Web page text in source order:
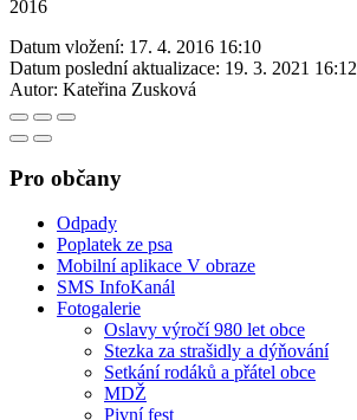
2016
Datum vložení: 17. 4. 2016 16:10
Datum poslední aktualizace: 19. 3. 2021 16:12
Autor: Kateřina Zusková
Pro občany
Odpady
Poplatek ze psa
Mobilní aplikace V obraze
SMS InfoKanál
Fotogalerie
Oslavy výročí 980 let obce
Stezka za strašidly a dýňování
Setkání rodáků a přátel obce
MDŽ
Pivní fest